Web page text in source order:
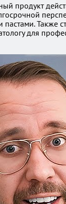
продукт
Также
для